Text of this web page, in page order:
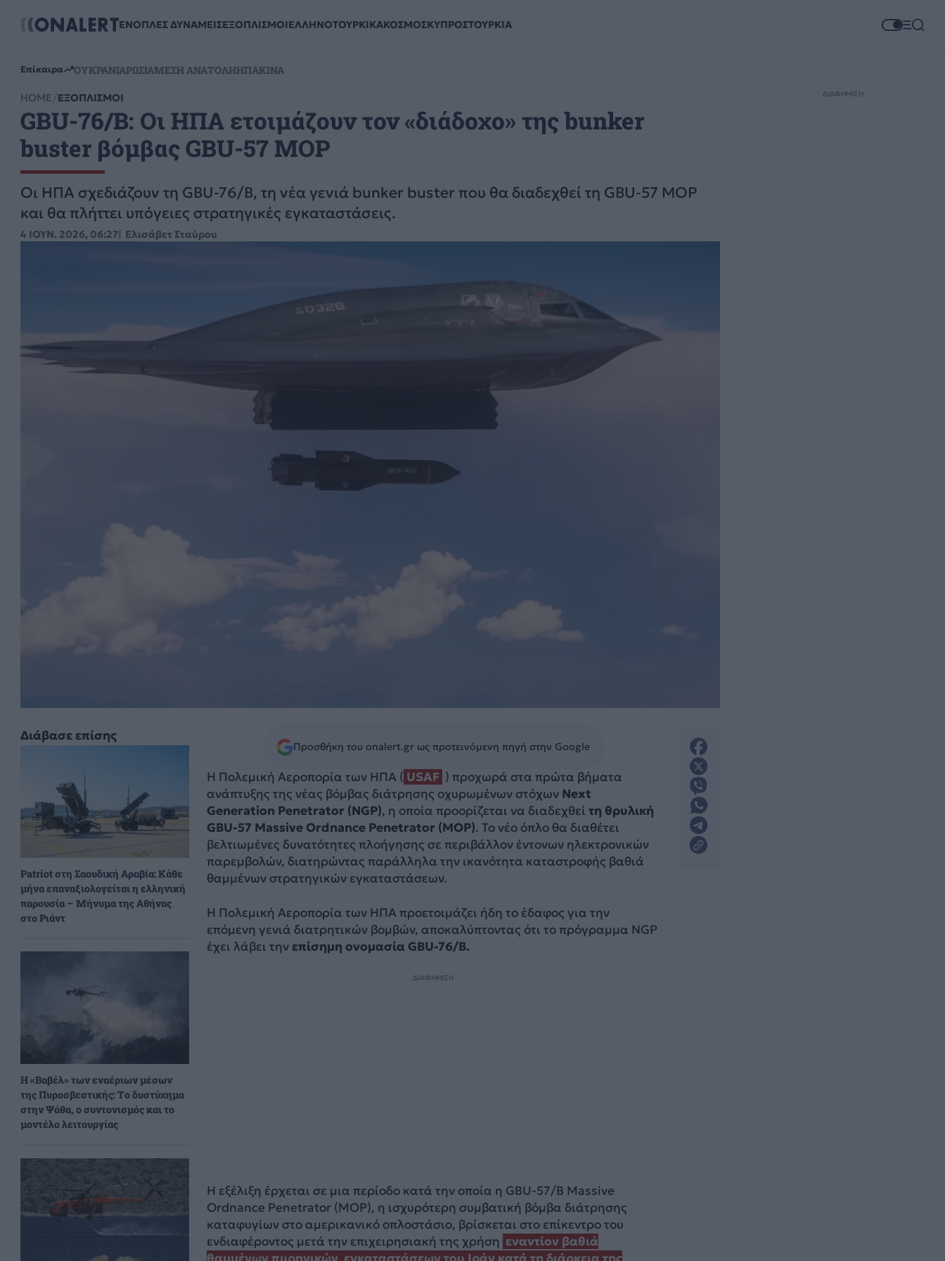
ΕΝΟΠΛΕΣ ΔΥΝΑΜΕΙΣΕΞΟΠΛΙΣΜΟΙΕΛΛΗΝΟΤΟΥΡΚΙΚΑΚΟΣΜΟΣΚΥΠΡΟΣΤΟΥΡΚΙΑ
Επίκαιρα ΟΥΚΡΑΝΙΑΡΩΣΙΑΜΕΣΗ ΑΝΑΤΟΛΗΗΠΑΚΙΝΑ
HOME ΕΞΟΠΛΙΣΜΟΙ
GBU-76/B: Οι ΗΠΑ ετοιμάζουν τον «διάδοχο» της bunker
buster βόμβας GBU-57 MOP
Οι ΗΠΑ σχεδιάζουν τη GBU-76/B, τη νέα γενιά bunker buster που θα διαδεχθεί τη GBU-57 MOP
και θα πλήττει υπόγειες στρατηγικές εγκαταστάσεις.
4 ΙΟΥΝ. 2026, 06:27 Ελισάβετ Σταύρου
Διάβασε επίσης
Patriot στη Σαουδική Αραβία: Κάθε
μήνα επαναξιολογείται η ελληνική
παρουσία – Μήνυμα της Αθήνας
στο Ριάντ
H «Βαβέλ» των εναέριων μέσων
της Πυροσβεστικής: Το δυστύχημα
στην Ψάθα, ο συντονισμός και το
μοντέλο λειτουργίας
Προσθήκη του onalert.gr ως προτεινόμενη πηγή στην Google
Η Πολεμική Αεροπορία των ΗΠΑ ( USAF ) προχωρά στα πρώτα βήματα
ανάπτυξης της νέας βόμβας διάτρησης οχυρωμένων στόχων Next
Generation Penetrator (NGP), η οποία προορίζεται να διαδεχθεί τη θρυλική
GBU-57 Massive Ordnance Penetrator (MOP). Το νέο όπλο θα διαθέτει
βελτιωμένες δυνατότητες πλοήγησης σε περιβάλλον έντονων ηλεκτρονικών
παρεμβολών, διατηρώντας παράλληλα την ικανότητα καταστροφής βαθιά
θαμμένων στρατηγικών εγκαταστάσεων.
Η Πολεμική Αεροπορία των ΗΠΑ προετοιμάζει ήδη το έδαφος για την
επόμενη γενιά διατρητικών βομβών, αποκαλύπτοντας ότι το πρόγραμμα NGP
έχει λάβει τηνεπίσημη ονομασία GBU-76/B.
ΔΙΑΦΗΜΙΣΗ
Η εξέλιξη έρχεται σε μια περίοδο κατά την οποία η GBU-57/B Massive
Ordnance Penetrator (MOP), η ισχυρότερη συμβατική βόμβα διάτρησης
καταφυγίων στο αμερικανικό οπλοστάσιο, βρίσκεται στο επίκεντρο του
ενδιαφέροντος μετά την επιχειρησιακή της χρήση εναντίον βαθιά
ΔΙΑΦΗΜΙΣΗ